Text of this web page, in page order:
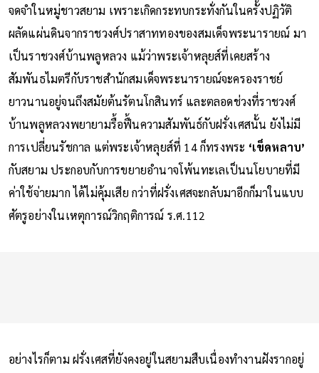
จดจำในหมู่ชาวสยาม เพราะเกิดกระทบกระทั่งกันในครั้งปฏิวัติ
ผลัดแผ่นดินจากราชวงศ์ปราสาททองของสมเด็จพระนารายณ์ มา
เป็นราชวงศ์บ้านพลูหลวง แม้ว่าพระเจ้าหลุยส์ที่เคยสร้าง
สัมพันธไมตรีกับราชสำนักสมเด็จพระนารายณ์จะครองราชย์
ยาวนานอยู่จนถึงสมัยต้นรัตนโกสินทร์ และตลอดช่วงที่ราชวงศ์
บ้านพลูหลวงพยายามรื้อฟื้นความสัมพันธ์กับฝรั่งเศสนั้น ยังไม่มี
การเปลี่ยนรัชกาล แต่พระเจ้าหลุยส์ที่ 14 ก็ทรงพระ ‘เข็ดหลาบ’
กับสยาม ประกอบกับการขยายอำนาจโพ้นทะเลเป็นนโยบายที่มี
ค่าใช้จ่ายมาก ได้ไม่คุ้มเสีย กว่าที่ฝรั่งเศสจะกลับมาอีกก็มาในแบบ
ศัตรูอย่างในเหตุการณ์วิกฤติการณ์ ร.ศ.112
อย่างไรก็ตาม ฝรั่งเศสที่ยังคงอยู่ในสยามสืบเนื่องทำงานฝังรากอยู่